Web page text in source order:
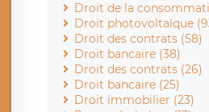
Droit de la
Droit photovoltaïque
Droit des contrats (58)
Droit bancaire (38)
Droit des contrats (26)
Droit bancaire (25)
Droit immobilier (23)